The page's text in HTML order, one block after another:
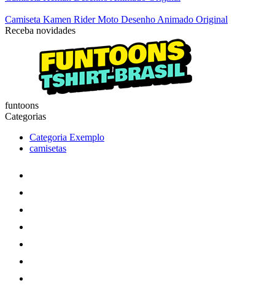
Camiseta Kamen Rider Moto Desenho Animado Original
Receba novidades
funtoons
Categorias
Categoria Exemplo
camisetas